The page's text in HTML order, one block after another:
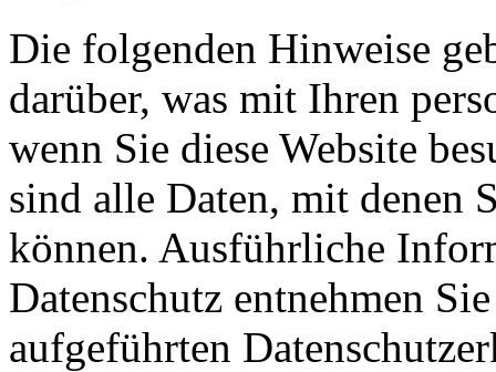
Die folgenden Hinweise
darüber, was mit Ihren
wenn Sie diese Website
sind alle Daten, mit denen
können. Ausführliche
Datenschutz entnehmen
aufgeführten